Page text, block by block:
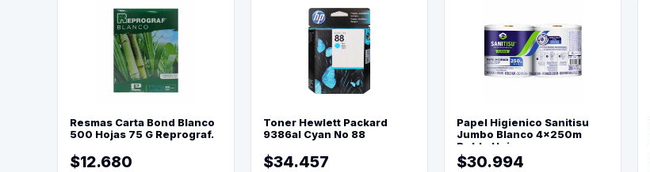
Resmas Carta Bond Blanco
500 Hojas 75 G Reprograf.
$12.680
Toner Hewlett Packard
9386al Cyan No 88
$34.457
Papel Higienico Sanitisu
Jumbo Blanco 4x250m
Doble Hoja
$30.994